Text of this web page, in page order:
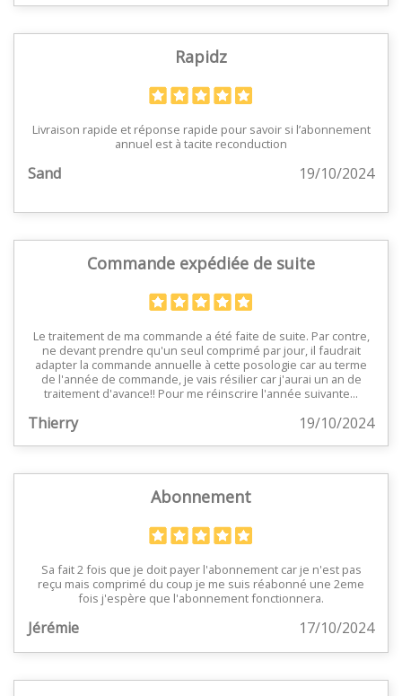
Rapidz
Livraison rapide et réponse rapide pour savoir si l’abonnement
annuel est à tacite reconduction
Sand 19/10/2024
Commande expédiée de suite
Le traitement de ma commande a été faite de suite. Par contre,
ne devant prendre qu'un seul comprimé par jour, il faudrait
adapter la commande annuelle à cette posologie car au terme
de l'année de commande, je vais résilier car j'aurai un an de
traitement d'avance!! Pour me réinscrire l'année suivante...
Thierry 19/10/2024
Abonnement
Sa fait 2 fois que je doit payer l'abonnement car je n'est pas
reçu mais comprimé du coup je me suis réabonné une 2eme
fois j'espère que l'abonnement fonctionnera.
Jérémie 17/10/2024